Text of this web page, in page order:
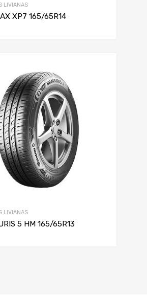
LIVIANAS
XP7 165/65R14
LIVIANAS
5 HM 165/65R13